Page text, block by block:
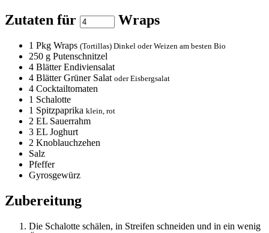
Zutaten für Wraps
1 Pkg Wraps (Tortillas) Dinkel oder Weizen am besten Bio
250 g Putenschnitzel
4 Blätter Endiviensalat
4 Blätter Grüner Salat oder Eisbergsalat
4 Cocktailtomaten
1 Schalotte
1 Spitzpaprika klein, rot
2 EL Sauerrahm
3 EL Joghurt
2 Knoblauchzehen
Salz
Pfeffer
Gyrosgewürz
Zubereitung
Die Schalotte schälen, in Streifen schneiden und in ein wenig